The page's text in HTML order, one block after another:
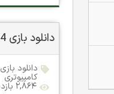
دانلود بازی Wild West Supermarket Simulator v0.0.364 برای کامپیوتر
دانلود بازی
کامپیوتری
۲,۸۶۴ بازدید